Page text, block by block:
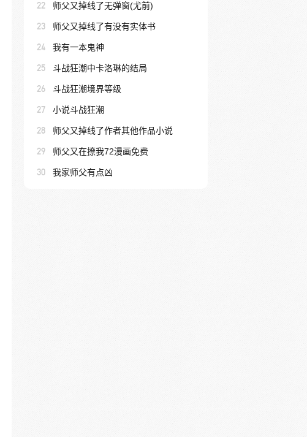
22 师父又掉线了无弹窗(尤前)
23 师父又掉线了有没有实体书
24 我有一本鬼神
25 斗战狂潮中卡洛琳的结局
26 斗战狂潮境界等级
27 小说斗战狂潮
28 师父又掉线了作者其他作品小说
29 师父又在撩我72漫画免费
30 我家师父有点凶